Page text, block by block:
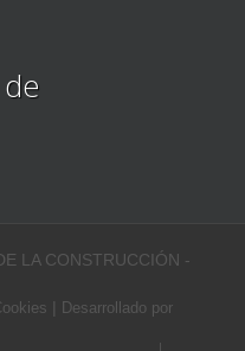
LA CONSTRUCCIÓN -
| Desarrollado por